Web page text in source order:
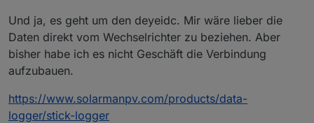
Und ja, es geht um den deyeidc. Mir wäre lieber die
Daten direkt vom Wechselrichter zu beziehen. Aber
bisher habe ich es nicht Geschäft die Verbindung
aufzubauen.
https://www.solarmanpv.com/products/data-
logger/stick-logger